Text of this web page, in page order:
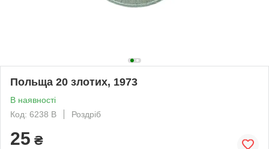
Польща 20 злотих, 1973
В наявності
Код: 6238 B
Роздріб
25 ₴